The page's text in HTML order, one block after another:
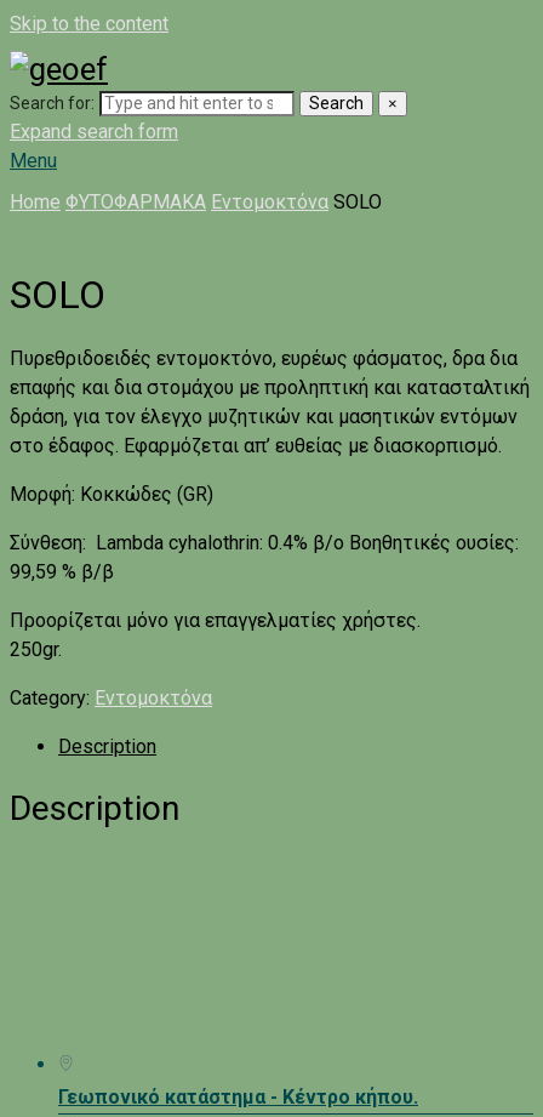
Skip to the content
Search for: Search ×
Expand search form
Menu
Home ΦΥΤΟΦΑΡΜΑΚΑ Εντομοκτόνα SOLO
SOLO
Πυρεθριδοειδές εντομοκτόνο, ευρέως φάσματος, δρα δια
επαφής και δια στομάχου με προληπτική και κατασταλτική
δράση, για τον έλεγχο μυζητικών και μασητικών εντόμων
στο έδαφος. Εφαρμόζεται απ’ ευθείας με διασκορπισμό.
Μορφή: Κοκκώδες (GR)
Σύνθεση: Lambda cyhalothrin: 0.4% β/ο Βοηθητικές ουσίες:
99,59 % β/β
Προορίζεται μόνο για επαγγελματίες χρήστες.
250gr.
Category: Εντομοκτόνα
Description
Description
Γεωπονικό κατάστημα - Κέντρο κήπου.